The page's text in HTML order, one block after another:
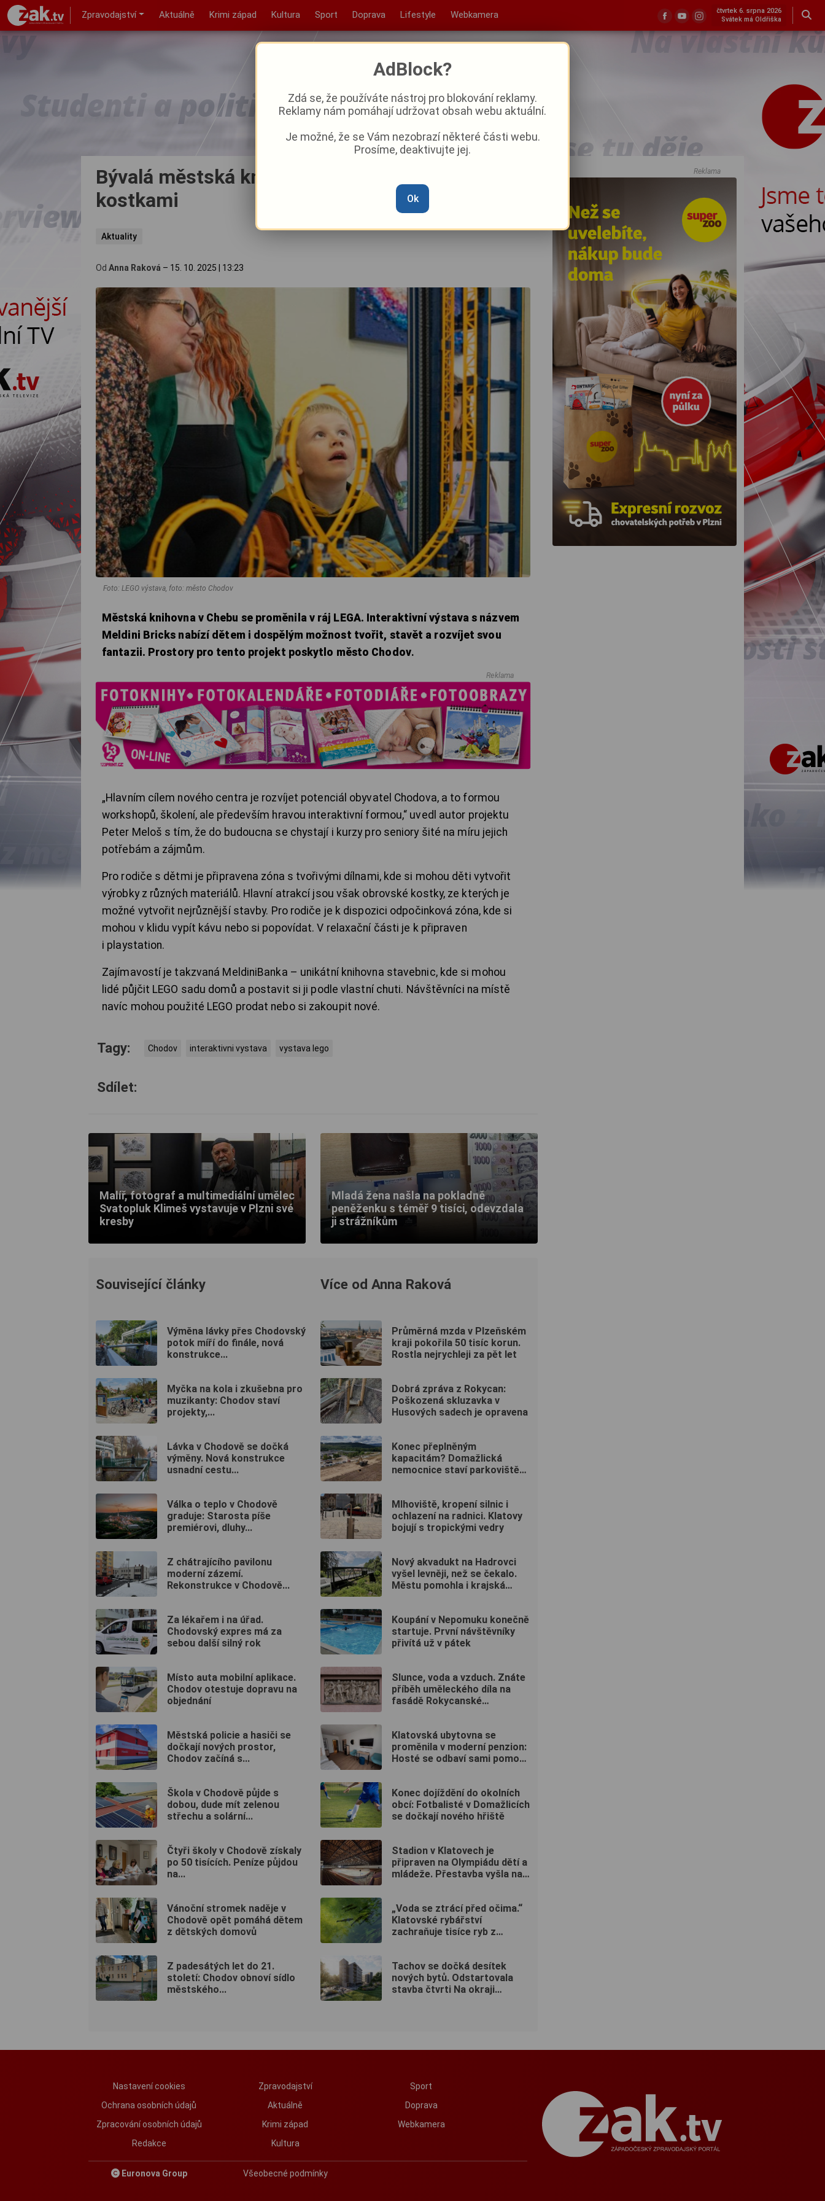
Zpravodajství Aktuálně Krimi západ Kultura Sport Doprava Lifestyle Webkamera
čtvrtek 6. srpna 2026
Svátek má Oldřiška
Bývalá městská knihovna v Chodově ožila LEGO
kostkami
Aktuality
Od Anna Raková – 15. 10. 2025 13:23
Foto: LEGO výstava, foto: město Chodov
Městská knihovna v Chebu se proměnila v ráj LEGA. Interaktivní výstava s názvem
Meldini Bricks nabízí dětem i dospělým možnost tvořit, stavět a rozvíjet svou
fantazii. Prostory pro tento projekt poskytlo město Chodov.
Reklama
„Hlavním cílem nového centra je rozvíjet potenciál obyvatel Chodova, a to formou
workshopů, školení, ale především hravou interaktivní formou,“ uvedl autor projektu
Peter Meloš s tím, že do budoucna se chystají i kurzy pro seniory šité na míru jejich
potřebám a zájmům.
Pro rodiče s dětmi je připravena zóna s tvořivými dílnami, kde si mohou děti vytvořit
výrobky z různých materiálů. Hlavní atrakcí jsou však obrovské kostky, ze kterých je
možné vytvořit nejrůznější stavby. Pro rodiče je k dispozici odpočinková zóna, kde si
mohou v klidu vypít kávu nebo si popovídat. V relaxační části je k připraven
i playstation.
Zajímavostí je takzvaná MeldiniBanka – unikátní knihovna stavebnic, kde si mohou
lidé půjčit LEGO sadu domů a postavit si ji podle vlastní chuti. Návštěvníci na místě
navíc mohou použité LEGO prodat nebo si zakoupit nové.
Tagy: Chodov interaktivni vystava vystava lego
Sdílet:
Malíř, fotograf a multimediální umělec
Svatopluk Klimeš vystavuje v Plzni své
kresby
Mladá žena našla na pokladně
peněženku s téměř 9 tisíci, odevzdala
ji strážníkům
Související články
Výměna lávky přes Chodovský
potok míří do finále, nová
konstrukce...
Myčka na kola i zkušebna pro
muzikanty: Chodov staví
projekty,...
Lávka v Chodově se dočká
výměny. Nová konstrukce
usnadní cestu...
Válka o teplo v Chodově
graduje: Starosta píše
premiérovi, dluhy...
Z chátrajícího pavilonu
moderní zázemí.
Rekonstrukce v Chodově...
Za lékařem i na úřad.
Chodovský expres má za
sebou další silný rok
Místo auta mobilní aplikace.
Chodov otestuje dopravu na
objednání
Městská policie a hasiči se
dočkají nových prostor,
Chodov začíná s...
Škola v Chodově půjde s
dobou, dude mít zelenou
střechu a solární...
Čtyři školy v Chodově získaly
po 50 tisících. Peníze půjdou
na...
Vánoční stromek naděje v
Chodově opět pomáhá dětem
z dětských domovů
Z padesátých let do 21.
století: Chodov obnoví sídlo
městského...
Více od Anna Raková
Průměrná mzda v Plzeňském
kraji pokořila 50 tisíc korun.
Rostla nejrychleji za pět let
Dobrá zpráva z Rokycan:
Poškozená skluzavka v
Husových sadech je opravena
Konec přeplněným
kapacitám? Domažlická
nemocnice staví parkoviště
Mlhoviště, kropení silnic i
ochlazení na radnici. Klatovy
bojují s tropickými vedry
Nový akvadukt na Hadrovci
vyšel levněji, než se čekalo.
Městu pomohla i krajská
Koupání v Nepomuku konečně
startuje. První návštěvníky
přivítá už v pátek
Slunce, voda a vzduch. Znáte
příběh uměleckého díla na
fasádě Rokycanské
Klatovská ubytovna se
proměnila v moderní penzion:
Hosté se odbaví sami pomocí
Konec dojíždění do okolních
obcí: Fotbalisté v Domažlicích
se dočkají nového hřiště
Stadion v Klatovech je
připraven na Olympiádu dětí a
mládeže. Přestavba vyšla na
„Voda se ztrácí před očima.“
Klatovské rybářství
zachraňuje tisíce ryb z
Tachov se dočká desítek
nových bytů. Odstartovala
stavba čtvrti Na okraji
Reklama
Nastavení cookies
Ochrana osobních údajů
Zpracování osobních údajů
Redakce
Zpravodajství
Aktuálně
Krimi západ
Kultura
Sport
Doprava
Webkamera
Euronova Group Všeobecné podmínky
AdBlock?
Zdá se, že používáte nástroj pro blokování reklamy.
Reklamy nám pomáhají udržovat obsah webu aktuální.
Je možné, že se Vám nezobrazí některé části webu.
Prosíme, deaktivujte jej.
Ok